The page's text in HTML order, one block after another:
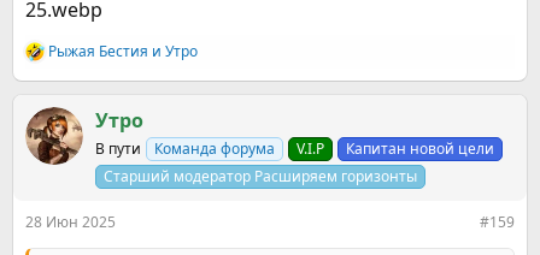
Р
е
к
ц
и
Рыжая Бестия и Утро
Утро
В пути Команда форума V.I.P
Капитан новой цели
Старший модератор Расширяем горизонты
28 Июн 2025 #159